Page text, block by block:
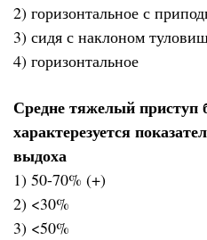
2) горизонтальное с
3) сидя с наклоном
4) горизонтальное
Средне тяжелый приступ
характерезуется
выдоха
1) 50-70% (+)
2) <30%
3) <50%